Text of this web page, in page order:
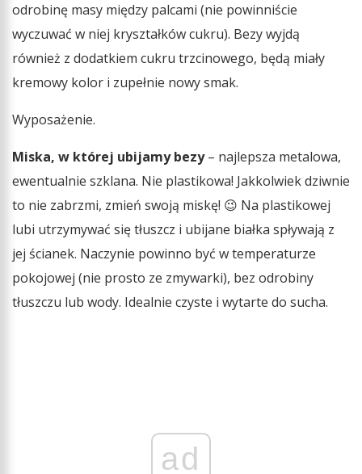
odrobinę masy między palcami (nie powinniście
wyczuwać w niej kryształków cukru). Bezy wyjdą
również z dodatkiem cukru trzcinowego, będą miały
kremowy kolor i zupełnie nowy smak.
Wyposażenie.
Miska, w której ubijamy bezy– najlepsza metalowa,
ewentualnie szklana. Nie plastikowa! Jakkolwiek dziwnie
to nie zabrzmi, zmień swoją miskę! 😉 Na plastikowej
lubi utrzymywać się tłuszcz i ubijane białka spływają z
jej ścianek. Naczynie powinno być w temperaturze
pokojowej (nie prosto ze zmywarki), bez odrobiny
tłuszczu lub wody. Idealnie czyste i wytarte do sucha.
ad